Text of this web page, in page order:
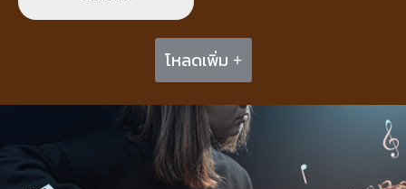
โหลดเพิ่ม +